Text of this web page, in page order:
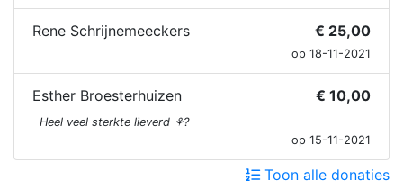
Rene Schrijnemeeckers € 25,00
op 18-11-2021
Esther Broesterhuizen € 10,00
Heel veel sterkte lieverd ⚘?
op 15-11-2021
Toon alle donaties